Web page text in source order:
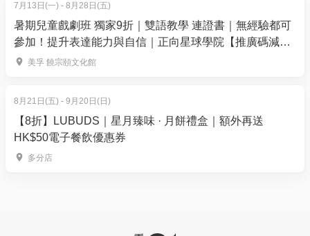
為快。
改編自全球暢銷1500萬冊的同名小說，李安導演同名
電影獨攬奧斯卡四項大獎。為觀眾呈現了一個充滿奇
講述印度少年派遇到一次海難，家人全部喪生，他的
唯一同伴，是一只名叫「理查德・帕克」的孟加拉
虎。在227天的孤獨與險境中，派與這只猛獸在微妙的
平衡中共存，探索著生存的意義，也挑戰著人類對信
7月13日(一) - 8月28日(五)
暑期兒童戲劇班 獨家9折｜雙語教學 連證書｜無經驗都可
參加！提升表達能力與自信｜正向星球學院【推廣碼減
$100】
美孚 饒宗頤文化館
8月21日(五) - 9月20日(日)
【8折】LUBUDS｜星月臻味 · 月餅禮盒｜額外再送
HK$50電子餐飲優惠券
多分店